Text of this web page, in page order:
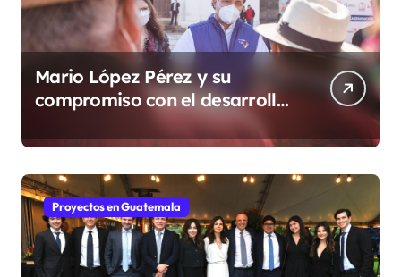
Mario López Pérez y su
compromiso con el desarrollo
social desde la Fundación
Mario López Estrada
Proyectos en Guatemala